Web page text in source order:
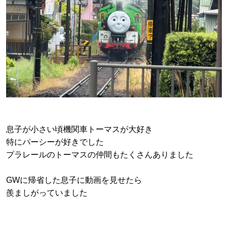
息子が小さい頃機関車トーマスが大好き
特にパーシーが好きでした
プラレールのトーマスの仲間もたくさんありました
GWに帰省した息子に動画を見せたら
羨ましがっていました